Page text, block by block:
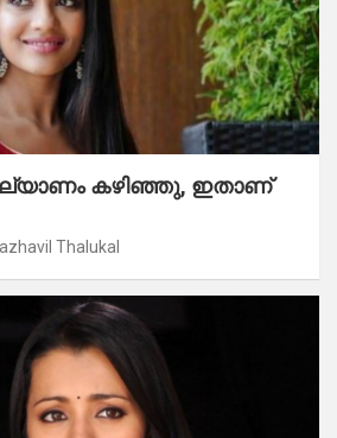
കഴിഞ്ഞു, ഇതാണ്
Thalukal